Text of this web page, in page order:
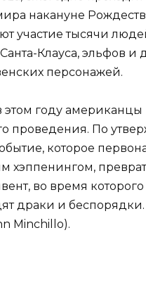
накануне
участие тысячи
Клауса, эльфов и
персонажей.
этом году американцы
проведения. По
которое
хэппенингом,
во время
драки и беспорядки.
Minchillo).